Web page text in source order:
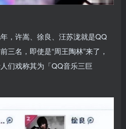
，许嵩、徐良、汪苏泷就是QQ
三名，即使是“周王陶林”来了，
们戏称其为「QQ音乐三巨